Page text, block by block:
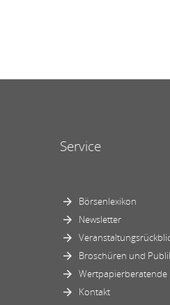
Service
Börsenlexikon
Newsletter
Broschüren und
Wertpapierberatende
Kontakt